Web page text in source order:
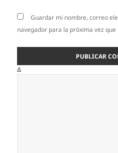
Guardar mi nombre, correo
navegador para la próxima vez
Δ